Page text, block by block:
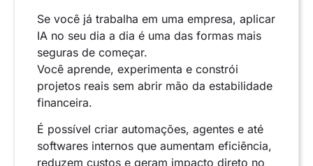
Se você já trabalha em uma empresa, aplicar
IA no seu dia a dia é uma das formas mais
seguras de começar.
Você aprende, experimenta e constrói
projetos reais sem abrir mão da estabilidade
financeira.
É possível criar automações, agentes e até
softwares internos que aumentam eficiência,
reduzem custos e geram impacto direto no